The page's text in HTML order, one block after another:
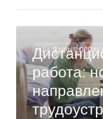
УДАЛЕННЫЕ
работа: